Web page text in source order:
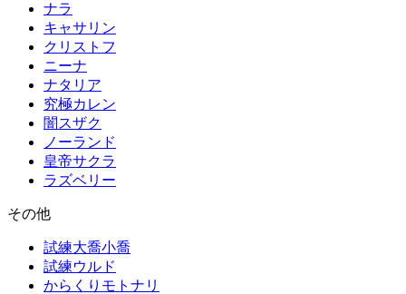
ナラ
キャサリン
クリストフ
ニーナ
ナタリア
究極カレン
闇スザク
ノーランド
皇帝サクラ
ラズベリー
その他
試練大喬小喬
試練ウルド
からくりモトナリ